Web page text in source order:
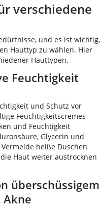
verschiedene
und es ist wichtig,
Hauttyp zu wählen. Hier
Hauttypen.
Feuchtigkeit
und Schutz vor
Feuchtigkeitscremes
und Feuchtigkeit
Glycerin und
heiße Duschen
Haut weiter austrocknen
überschüssigem
Akne